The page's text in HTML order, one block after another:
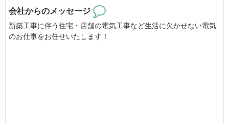
♢♢♢♢♢♢
会社からのメッセージ
新築工事に伴う住宅・店舗の電気工事など生活に欠かせない電気
のお仕事をお任せいたします！